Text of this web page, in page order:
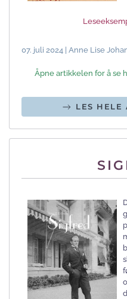
07. juli 2024 | Anne Lise
Åpne artikkelen for å se
LES HELE